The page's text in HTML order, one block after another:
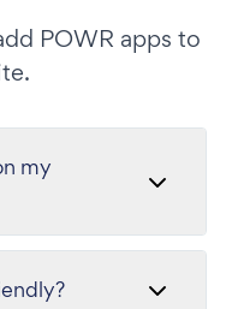
POWR apps to
my